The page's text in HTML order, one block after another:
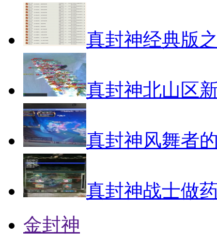
真封神经典版
真封神北山区
真封神风舞者
真封神战士做
金封神